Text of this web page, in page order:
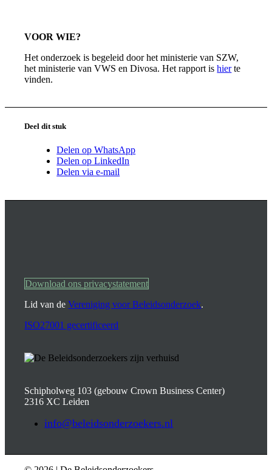
VOOR WIE?
Het onderzoek is begeleid door het ministerie van SZW,
het ministerie van VWS en Divosa. Het rapport ishierte
vinden.
Deel dit stuk
Delen op WhatsApp
Delen op LinkedIn
Delen via e-mail
Download ons privacystatement
Lid van deVereniging voor Beleidsonderzoek.
ISO27001 gecertificeerd
Schipholweg 103 (gebouw Crown Business Center)
2316 XC Leiden
info@beleidsonderzoekers.nl